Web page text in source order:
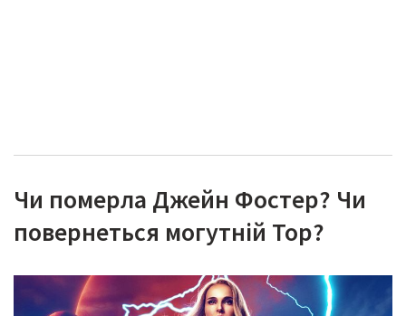
Чи померла Джейн Фостер? Чи
повернеться могутній Тор?